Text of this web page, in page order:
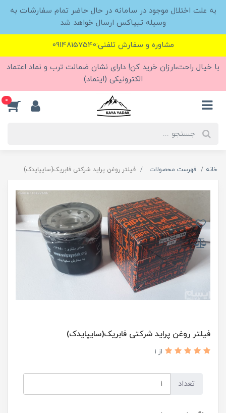
به علت اختلال موجود در سامانه در حال حاضر تمام سفارشات به
وسیله تیپاکس ارسال خواهد شد
مشاوره و سفارش تلفنی:09148157540
با خیال راحت،ارزان خرید کن! دارای نشان ضمانت ترب و نماد اعتماد
الکترونیکی (اینماد)
0
خانه فهرست محصولات فیلتر روغن پراید شرکتی فابریک(سایپایدک)
فیلتر روغن پراید شرکتی فابریک(سایپایدک)
از 1
تعداد